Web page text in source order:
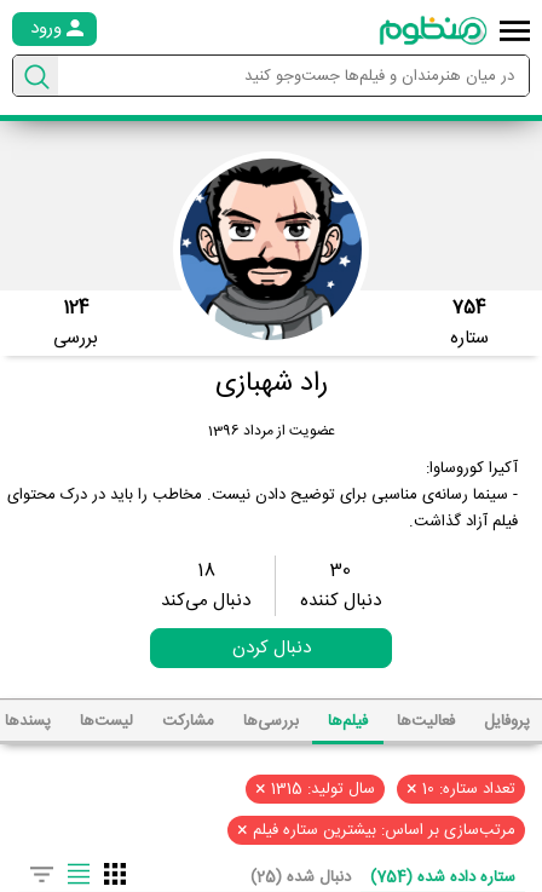
ورود
754
ستاره
124
بررسی
راد شهبازی
عضویت از مرداد 1396
آکیرا کوروساوا:
- سینما رسانه‌ی مناسبی برای توضیح دادن نیست. مخاطب را باید در درک محتوای
فیلم آزاد گذاشت.
30
دنبال کننده
18
دنبال می‌کند
دنبال کردن
پروفایل فعالیت‌ها فیلم‌ها بررسی‌ها مشارکت لیست‌ها پسند‌ها
تعداد ستاره: 10 × سال تولید: 1315 ×
مرتب‌سازی بر اساس: بیشترین ستاره فیلم ×
ستاره داده شده (754) دنبال شده (25)